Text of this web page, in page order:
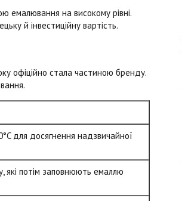
емалювання на високому рівні.
й інвестиційну вартість.
офіційно стала частиною бренду.
для досягнення надзвичайної
які потім заповнюють емаллю